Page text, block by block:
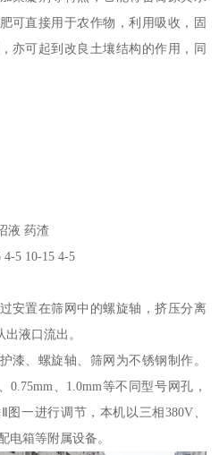
可直接用于农作物，利用吸收，固
亦可起到改良土壤结构的作用，同
液 药渣
5 10-15 4-5
安置在筛网中的螺旋轴，挤压分离
液口流出。
漆、螺旋轴、筛网为不锈钢制作。
、1.0mm等不同型号网孔，
一进行调节，本机以三相380V、
电箱等附属设备。